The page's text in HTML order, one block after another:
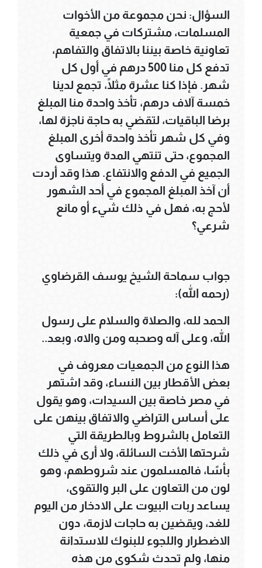
السؤال: نحن مجموعة من الأخوات
المسلمات، مشتركات في جمعية
تعاونية خاصة بيننا بالاتفاق والتفاهم،
تدفع كل منا 500 درهم في أول كل
شهر. فإذا كنا عشرة مثلًا، تجمع لدينا
خمسة آلاف درهم، تأخذ واحدة منا المبلغ
برضا الباقيات، لتقضي به حاجة ناجزة لها،
وفي كل شهر تأخذ واحدة أخرى المبلغ
المجموع، حتى تنتهي المدة ويتساوى
الجميع في الدفع والانتفاع. هذا وقد أردت
أن آخذ المبلغ المجموع في أحد الشهور
لأحج به، فهل في ذلك شيء أو مانع
شرعي؟
جواب سماحة الشيخ يوسف القرضاوي
(رحمه الله):
الحمد لله، والصلاة والسلام على رسول
الله، وعلى آله وصحبه ومن والاه، وبعد..
هذا النوع من الجمعيات معروف في
بعض الأقطار بين النساء، وقد اشتهر
في مصر خاصة بين السيدات، وهو يقول
على أساس التراضي والاتفاق بينهن على
التعامل بالشروط وبالطريقة التي
شرحتها الأخت السائلة، ولا أرى في ذلك
بأسًا، فالمسلمون عند شروطهم، وهو
لون من التعاون على البر والتقوى،
يساعد ربات البيوت على الادخار من اليوم
للغد، ويقضين به حاجات لازمة، دون
الاضطرار واللجوء للبنوك للاستدانة
منها، ولم تحدث شكوى من هذه